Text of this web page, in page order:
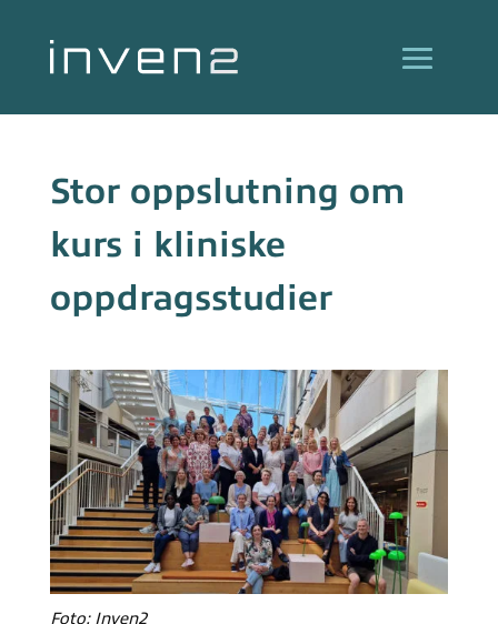
Stor oppslutning om
kurs i kliniske
oppdragsstudier
Foto: Inven2